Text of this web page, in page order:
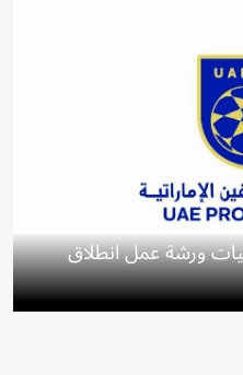
ورشة عمل انطلاق